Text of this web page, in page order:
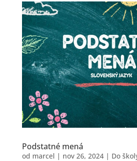
Podstatné mená
od marcel | nov 26, 2024| Do